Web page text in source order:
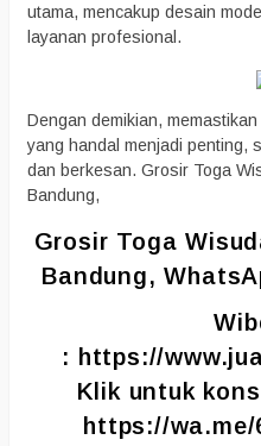
utama, mencakup desain
layanan profesional.
Dengan demikian,
yang handal menjadi penting,
dan berkesan. Grosir Toga
Bandung,
Grosir Toga
Bandung,
: https://
Klik untuk
https://wa.me/